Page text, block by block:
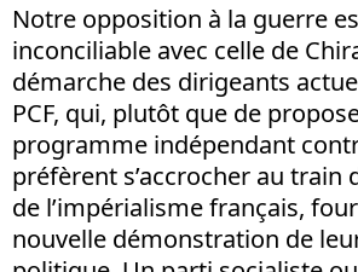
Notre opposition à la guerre
inconciliable avec celle de
démarche des dirigeants
PCF, qui, plutôt que de
programme indépendant
préfèrent s’accrocher au train
de l’impérialisme français,
nouvelle démonstration de